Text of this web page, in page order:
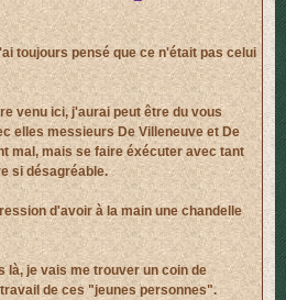
toujours pensé que ce n'était pas celui
venu ici, j'aurai peut être du vous
elles messieurs De Villeneuve et De
mal, mais se faire éxécuter avec tant
si désagréable.
d'avoir à la main une chandelle
là, je vais me trouver un coin de
de ces "jeunes personnes".